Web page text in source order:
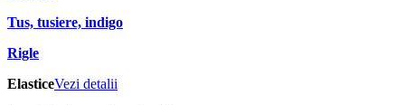
Tus, tusiere, indigo
Rigle
ElasticeVezi detalii